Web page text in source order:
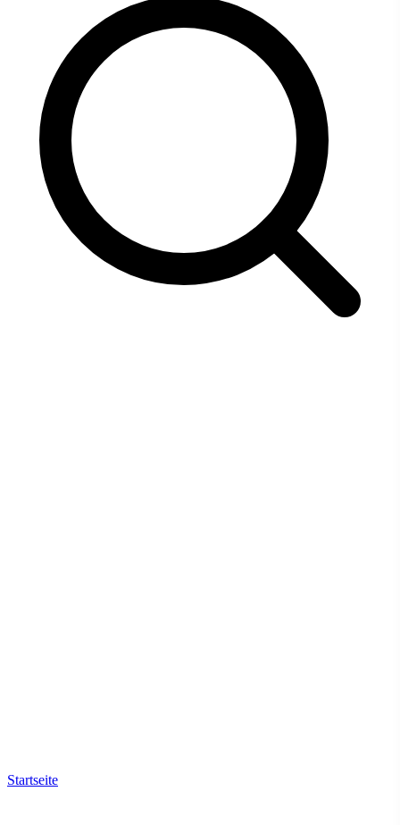
Startseite